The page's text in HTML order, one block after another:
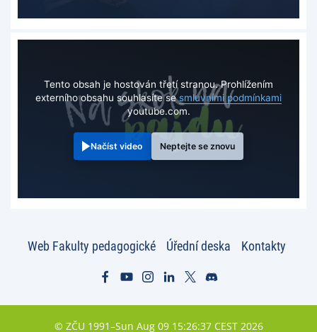
Tento obsah je hostován třetí stranou. Prohlížením
externího obsahu souhlasíte sesmluvními podmínkami
youtube.com.
Načíst video Neptejte se znovu
Web Fakulty pedagogické Úřední deska Kontakty
© ZČU 1991–Sun Aug 09 15:26:37 CEST 2026